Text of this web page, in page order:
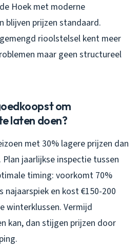
Hoek met moderne
blijven prijzen standaard.
rioolstelsel kent meer
maar geen structureel
om
laten doen?
met 30% lagere prijzen dan
jaarlijkse inspectie tussen
timing: voorkomt 70%
en kost €150-200
winterklussen. Vermijd
kan, dan stijgen prijzen door